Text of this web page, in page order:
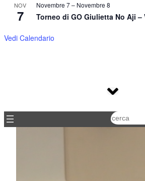
NOV
7
Novembre 7– Novembre 8
Torneo di GO Giulietta No Aji –
Vedi Calendario
Cerca